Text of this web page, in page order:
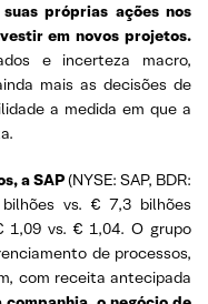
próprias ações nos
em novos projetos.
e incerteza macro,
mais as decisões de
a medida em que a
a SAP(NYSE: SAP, BDR:
vs. € 7,3 bilhões
1,09 vs. € 1,04. O grupo
de processos,
com receita antecipada